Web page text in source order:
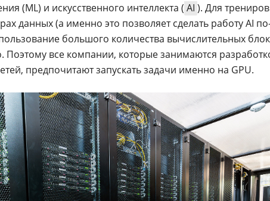
(ML) и искусственного интеллекта ( AI ). Для
данных (а именно это позволяет сделать работу AI
большого количества вычислительных
Поэтому все компании, которые занимаются
предпочитают запускать задачи именно на GPU.